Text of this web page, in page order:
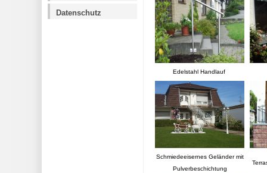
Datenschutz
Edelstahl Handlauf
Schmiedeeisernes Geländer mit
Pulverbeschichtung